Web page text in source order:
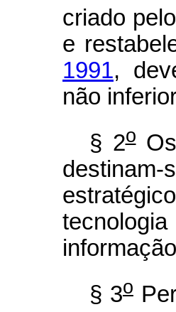
criado pelo
e
1991,
não
§ 2oOs
destinam-
§ 3o